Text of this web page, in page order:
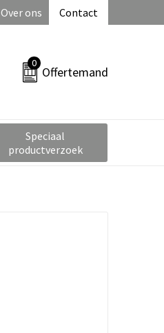
Over ons Contact
0
Offertemand
Speciaal
productverzoek